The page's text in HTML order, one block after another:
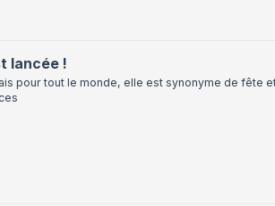
lancée !
pour tout le monde, elle est synonyme de fête